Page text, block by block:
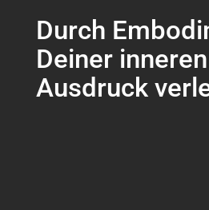
Durch
Deiner
Ausdruck